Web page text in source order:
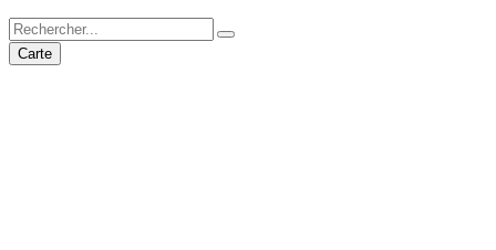
Carte